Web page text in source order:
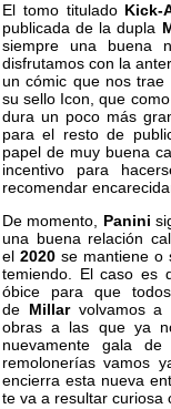
El tomo tituladoKick-
publicada de la dupla
siempre una buena
disfrutamos con la
un cómic que nos
su sello Icon, que
dura un poco más
para el resto de
papel de muy buena
incentivo para
recomendar
De momento, Panini
una buena relación
el 2020 se mantiene o
temiendo. El caso es
óbice para que
de Millarvolvamos a
obras a las que ya
nuevamente gala
remolonerías vamos
encierra esta nueva
te va a resultar